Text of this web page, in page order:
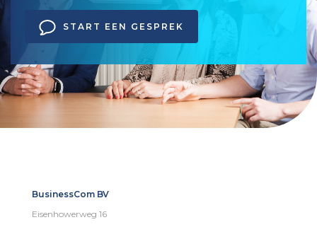
START EEN GESPREK
BusinessCom BV
Eisenhowerweg 16